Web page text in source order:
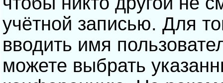
учётной записью. Для
вводить имя
можете выбрать